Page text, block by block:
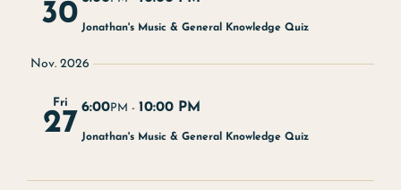
Christmas buffet
Contact
30 Jonathan's Music & General Knowledge Quiz
Nov. 2026
Fri
27 6:00PM - 10:00 PM
Jonathan's Music & General Knowledge Quiz